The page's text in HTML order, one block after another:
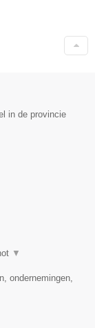
in de provincie
▼
ondernemingen,